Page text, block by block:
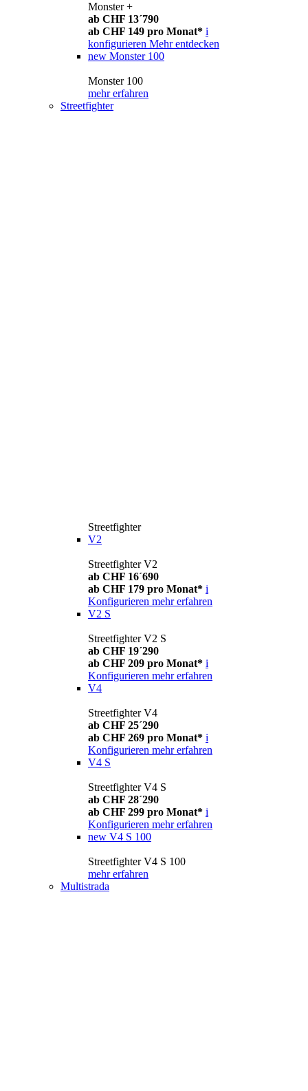
Monster +
ab CHF 13´790
ab CHF 149 pro Monat* i
konfigurieren Mehr entdecken
new Monster 100
Monster 100
mehr erfahren
Streetfighter
Streetfighter
V2
Streetfighter V2
ab CHF 16´690
ab CHF 179 pro Monat* i
Konfigurieren mehr erfahren
V2 S
Streetfighter V2 S
ab CHF 19´290
ab CHF 209 pro Monat* i
Konfigurieren mehr erfahren
V4
Streetfighter V4
ab CHF 25´290
ab CHF 269 pro Monat* i
Konfigurieren mehr erfahren
V4 S
Streetfighter V4 S
ab CHF 28´290
ab CHF 299 pro Monat* i
Konfigurieren mehr erfahren
new V4 S 100
Streetfighter V4 S 100
mehr erfahren
Multistrada